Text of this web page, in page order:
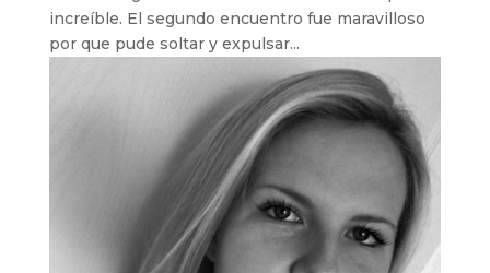
increíble. El segundo encuentro fue maravilloso
por que pude soltar y expulsar...